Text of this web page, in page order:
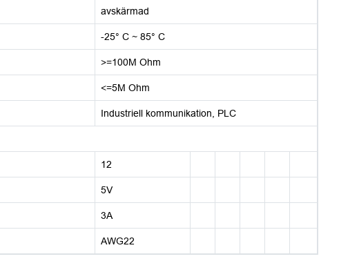
avskärmad
-25° C ~ 85° C
>=100M Ohm
<=5M Ohm
Industriell kommunikation, PLC
12
5V
3A
AWG22